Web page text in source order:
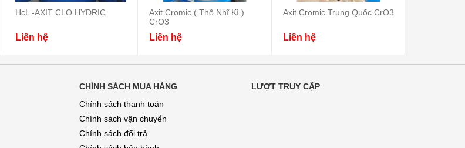
HcL -AXIT CLO HYDRIC
Liên hệ
Axit Cromic ( Thổ Nhĩ Kì )
CrO3
Liên hệ
Axit Cromic Trung Quốc CrO3
Liên hệ
CHÍNH SÁCH MUA HÀNG
Chính sách thanh toán
Chính sách vận chuyển
Chính sách đổi trả
LƯỢT TRUY CẬP